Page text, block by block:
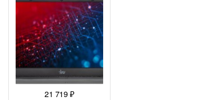
Pro grey WiFi BT Cam
5000mAh (2078485)
21 719₽